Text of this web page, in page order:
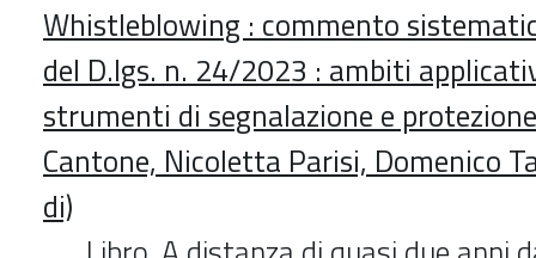
Whistleblowing : commento
del D.lgs. n. 24/2023 : ambiti
strumenti di segnalazione e
Cantone, Nicoletta Parisi, Domenico
di)